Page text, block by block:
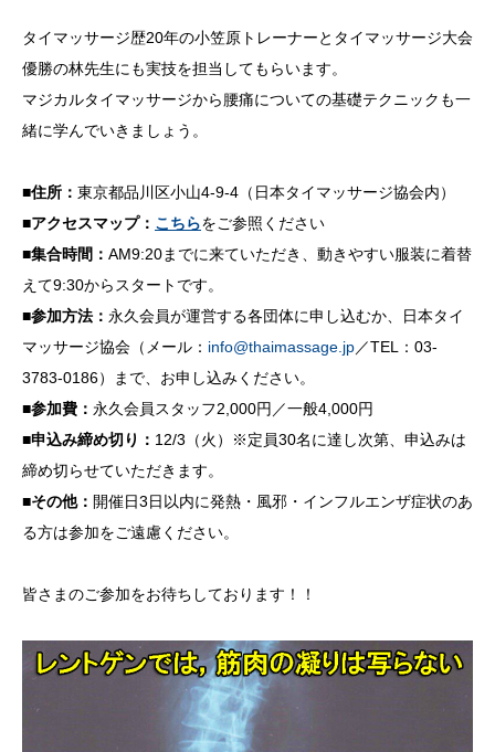
タイマッサージ歴20年の小笠原トレーナーとタイマッサージ大会
優勝の林先生にも実技を担当してもらいます。
マジカルタイマッサージから腰痛についての基礎テクニックも一
緒に学んでいきましょう。
■住所： 東京都品川区小山4-9-4（日本タイマッサージ協会内）
■アクセスマップ： こちらをご参照ください
■集合時間： AM9:20までに来ていただき、動きやすい服装に着替
えて9:30からスタートです。
■参加方法： 永久会員が運営する各団体に申し込むか、日本タイ
マッサージ協会（メール： info@thaimassage.jp／TEL：03-
3783-0186）まで、お申し込みください。
■参加費： 永久会員スタッフ2,000円／一般4,000円
■申込み締め切り： 12/3（火）※定員30名に達し次第、申込みは
締め切らせていただきます。
■その他： 開催日3日以内に発熱・風邪・インフルエンザ症状のあ
る方は参加をご遠慮ください。
皆さまのご参加をお待ちしております！！